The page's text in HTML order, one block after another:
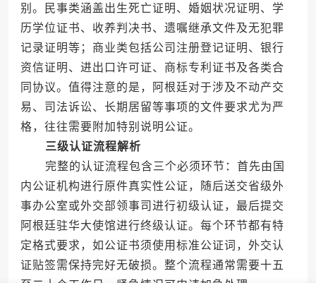
别。民事类涵盖出生死亡证明、婚姻状况证明、学
历学位证书、收养判决书、遗嘱继承文件及无犯罪
记录证明等；商业类包括公司注册登记证明、银行
资信证明、进出口许可证、商标专利证书及各类合
同协议。值得注意的是，阿根廷对于涉及不动产交
易、司法诉讼、长期居留等事项的文件要求尤为严
格，往往需要附加特别说明公证。
三级认证流程解析
完整的认证流程包含三个必须环节：首先由国
内公证机构进行原件真实性公证，随后送交省级外
事办公室或外交部领事司进行初级认证，最后提交
阿根廷驻华大使馆进行终级认证。每个环节都有特
定格式要求，如公证书须使用标准公证词，外交认
证贴签需保持完好无破损。整个流程通常需要十五